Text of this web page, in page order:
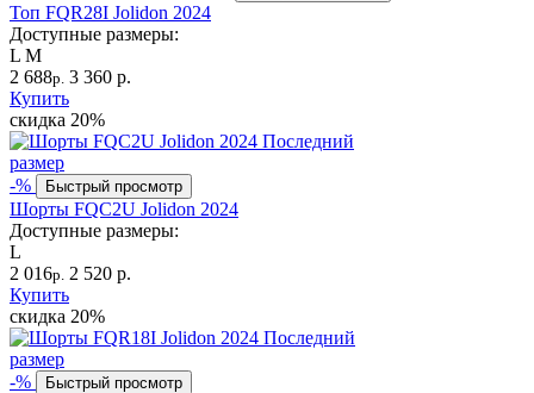
Топ FQR28I Jolidon 2024
Доступные размеры:
L M
2 688р. 3 360 р.
Купить
скидка 20%
Последний
размер
-%
Быстрый просмотр
Шорты FQC2U Jolidon 2024
Доступные размеры:
L
2 016р. 2 520 р.
Купить
скидка 20%
Последний
размер
-%
Быстрый просмотр